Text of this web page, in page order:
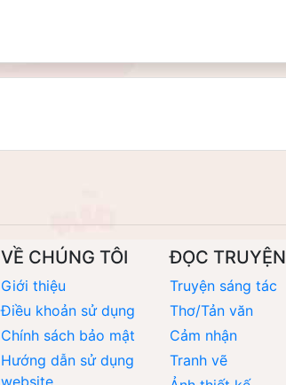
VỀ CHÚNG TÔI
Giới thiệu
Điều khoản sử dụng
Chính sách bảo mật
Hướng dẫn sử dụng
website
ĐỌC TRUYỆN
Truyện sáng tác
Thơ/Tản văn
Cảm nhận
Tranh vẽ